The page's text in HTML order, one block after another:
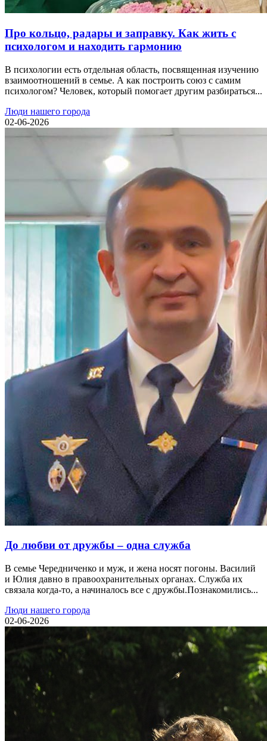
Про кольцо, радары и заправку. Как жить с
психологом и находить гармонию
В психологии есть отдельная область, посвященная изучению
взаимоотношений в семье. А как построить союз с самим
психологом? Человек, который помогает другим разбираться...
Люди нашего города
02-06-2026
До любви от дружбы – одна служба
В семье Чередниченко и муж, и жена носят погоны. Василий
и Юлия давно в правоохранительных органах. Служба их
связала когда-то, а начиналось все с дружбы.Познакомились...
Люди нашего города
02-06-2026